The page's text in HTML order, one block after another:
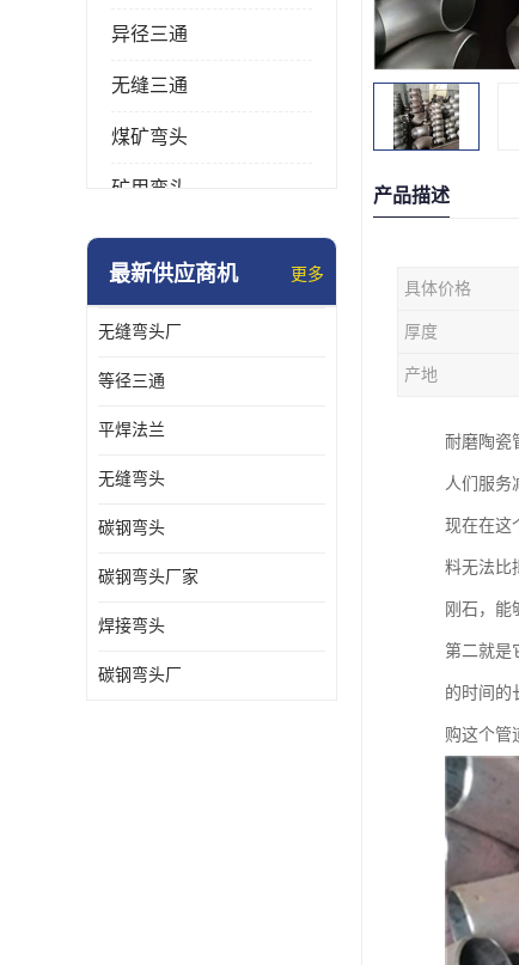
异径三通
无缝三通
煤矿弯头
矿用弯头
冲压弯头
热压弯头
镀锌弯头
最新供应商机 更多
无缝弯头厂
等径三通
平焊法兰
无缝弯头
碳钢弯头
碳钢弯头厂家
焊接弯头
碳钢弯头厂
产品描述
具体价格
厚度
产地
耐磨陶瓷
人们服务
现在在这
料无法比
刚石，能
第二就是
的时间的
购这个管